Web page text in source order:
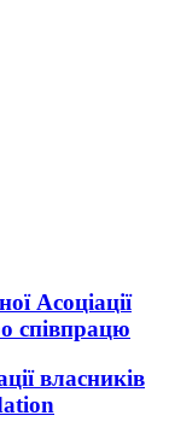
Асоціації
співпрацю
власників